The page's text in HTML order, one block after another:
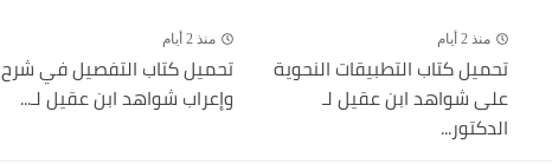
منذ 2 أيام
تحميل كتاب التطبيقات النحوية
على شواهد ابن عقيل لـ
الدكتور...
منذ 2 أيام
تحميل كتاب التفصيل في شرح
وإعراب شواهد ابن عقيل لـ...